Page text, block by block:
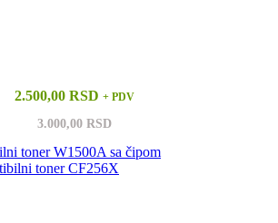
2.500,00 RSD + PDV
3.000,00 RSD
toner W1500A sa čipom